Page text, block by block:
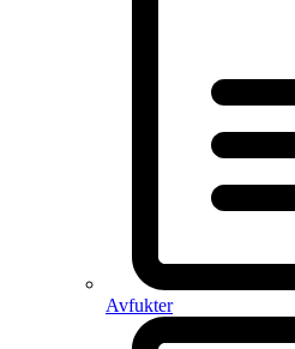
Avfukter